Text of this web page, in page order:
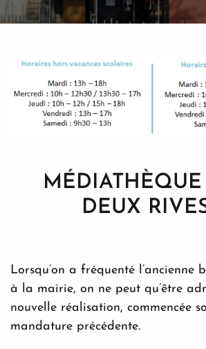
DEUX
Lorsqu’on a fréquenté l’ancienne
à la mairie, on ne peut qu’être
nouvelle réalisation, commencée
mandature précédente.